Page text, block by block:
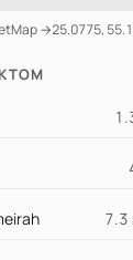
→25.0775,
7.3